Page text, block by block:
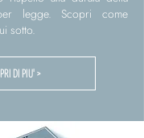
legge. Scopri come
sotto.
DI PIU' >